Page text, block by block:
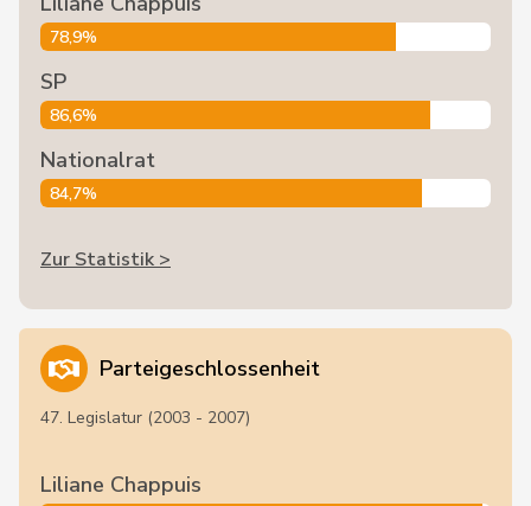
78,9%
SP
86,6%
Nationalrat
84,7%
Zur Statistik >
Parteigeschlossenheit
47. Legislatur (2003 - 2007)
Liliane Chappuis